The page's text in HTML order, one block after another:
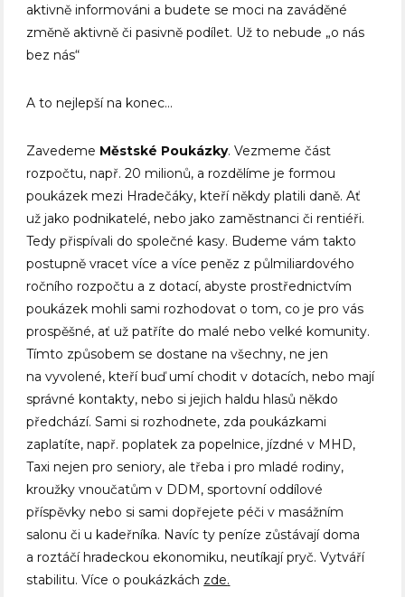
aktivně informováni a budete se moci na zaváděné
změně aktivně či pasivně podílet. Už to nebude „o nás
bez nás“
A to nejlepší na konec…
Zavedeme Městské Poukázky. Vezmeme část
rozpočtu, např. 20 milionů, a rozdělíme je formou
poukázek mezi Hradečáky, kteří někdy platili daně. Ať
už jako podnikatelé, nebo jako zaměstnanci či rentiéři.
Tedy přispívali do společné kasy. Budeme vám takto
postupně vracet více a více peněz z půlmiliardového
ročního rozpočtu a z dotací, abyste prostřednictvím
poukázek mohli sami rozhodovat o tom, co je pro vás
prospěšné, ať už patříte do malé nebo velké komunity.
Tímto způsobem se dostane na všechny, ne jen
na vyvolené, kteří buď umí chodit v dotacích, nebo mají
správné kontakty, nebo si jejich haldu hlasů někdo
předchází. Sami si rozhodnete, zda poukázkami
zaplatíte, např. poplatek za popelnice, jízdné v MHD,
Taxi nejen pro seniory, ale třeba i pro mladé rodiny,
kroužky vnoučatům v DDM, sportovní oddílové
příspěvky nebo si sami dopřejete péči v masážním
salonu či u kadeřníka. Navíc ty peníze zůstávají doma
a roztáčí hradeckou ekonomiku, neutíkají pryč. Vytváří
stabilitu. Více o poukázkách zde.